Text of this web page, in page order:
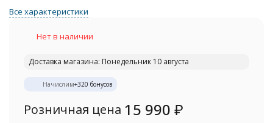
Все характеристики
Нет в наличии
Доставка магазина: Понедельник 10 августа
Начислим+320 бонусов
Розничная цена 15 990 ₽